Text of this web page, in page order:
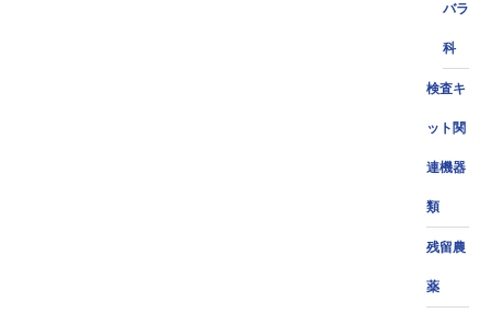
バラ
科
検査キ
ット関
連機器
類
残留農
薬